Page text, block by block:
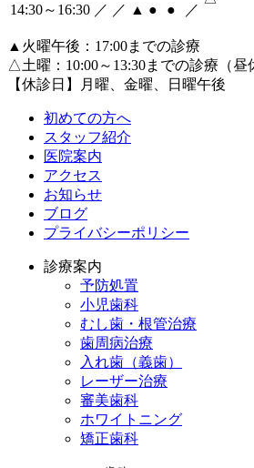
14:30～16:30 ／ ／ ▲ ● ● ／
▲火曜午後：17:00までの診療
△土曜：10:00～13:30までの診療（昼
【休診日】月曜、金曜、日曜午後
初めての方へ
スタッフ紹介
医院案内
アクセス
お知らせ
ブログ
プライバシーポリシー
診療案内
予防処置
小児歯科
むし歯・根管治療
歯周病治療
入れ歯（義歯）
レーザー治療
審美歯科
ホワイトニング
矯正歯科